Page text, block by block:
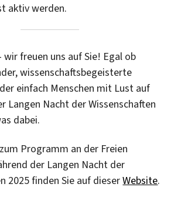
aktiv werden.
wir freuen uns auf Sie! Egal ob
wissenschaftsbegeisterte
einfach Menschen mit Lust auf
Langen Nacht der Wissenschaften
dabei.
Programm an der Freien
der Langen Nacht der
2025 finden Sie auf dieserWebsite.